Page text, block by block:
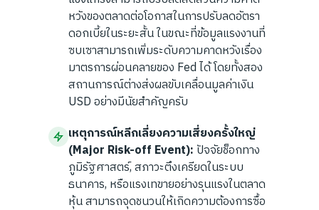
หวังของตลาดต่อโอกาสในการปรับลดอัตรา
ดอกเบี้ยในระยะสั้น ในขณะที่ข้อมูลแรงงานที่
ซบเซาสามารถเพิ่มระดับความคาดหวังเรื่อง
มาตรการผ่อนคลายของ Fed ได้ โดยทั้งสอง
สถานการณ์ต่างส่งผลขับเคลื่อนมูลค่าเงิน
USD อย่างมีนัยสำคัญครับ
เหตุการณ์หลีกเลี่ยงความเสี่ยงครั้งใหญ่
(Major Risk-off Event): ปัจจัยช็อกทาง
ภูมิรัฐศาสตร์, สภาวะตึงเครียดในระบบ
ธนาคาร, หรือแรงเทขายอย่างรุนแรงในตลาด
หุ้น สามารถจุดชนวนให้เกิดความต้องการซื้อ